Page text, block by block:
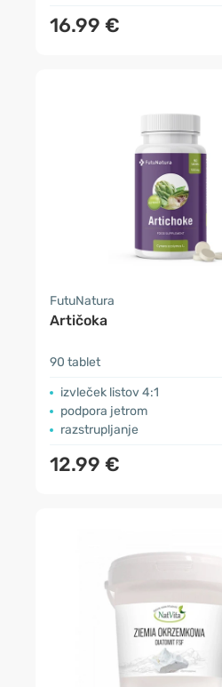
16.99 €
FutuNatura
Artičoka
90 tablet
izvleček listov 4:1
podpora jetrom
razstrupljanje
12.99 €